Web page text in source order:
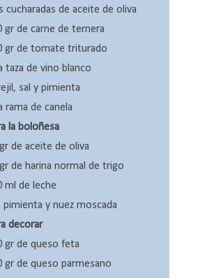
cucharadas de aceite de oliva
gr de carne de ternera
gr de tomate triturado
taza de vino blanco
sal y pimienta
rama de canela
la boloñesa
de aceite de oliva
de harina normal de trigo
ml de leche
pimienta y nuez moscada
decorar
gr de queso feta
gr de queso parmesano